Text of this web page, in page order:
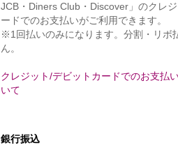
JCB・Diners Club・Discover」のクレ
ードでのお支払いがご利用できます。
※1回払いのみになります。分割・リボ
ん。
クレジット/デビットカードでのお支払
いて
銀行振込